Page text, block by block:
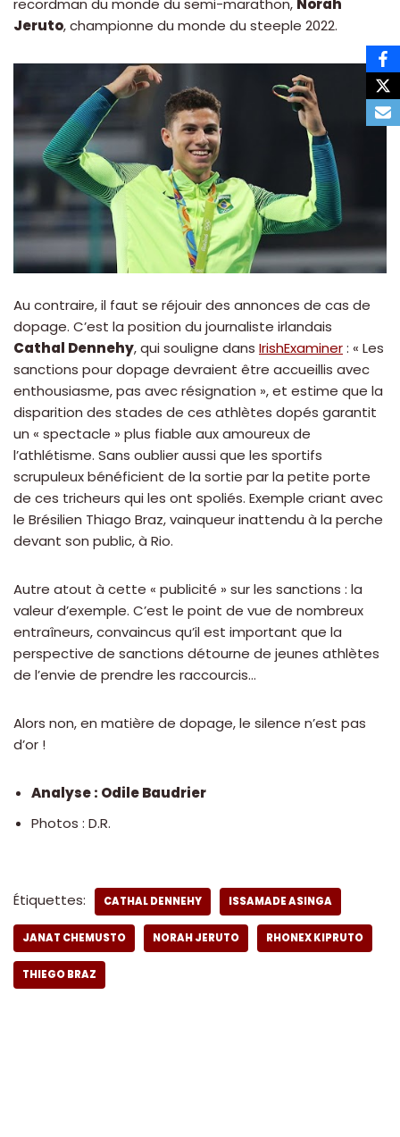
recordman du monde du semi-marathon, Norah
Jeruto, championne du monde du steeple 2022.
Au contraire, il faut se réjouir des annonces de cas de
dopage. C’est la position du journaliste irlandais
Cathal Dennehy, qui souligne dans IrishExaminer: « Les
sanctions pour dopage devraient être accueillis avec
enthousiasme, pas avec résignation », et estime que la
disparition des stades de ces athlètes dopés garantit
un « spectacle » plus fiable aux amoureux de
l’athlétisme. Sans oublier aussi que les sportifs
scrupuleux bénéficient de la sortie par la petite porte
de ces tricheurs qui les ont spoliés. Exemple criant avec
le Brésilien Thiago Braz, vainqueur inattendu à la perche
devant son public, à Rio.
Autre atout à cette « publicité » sur les sanctions : la
valeur d’exemple. C’est le point de vue de nombreux
entraîneurs, convaincus qu’il est important que la
perspective de sanctions détourne de jeunes athlètes
de l’envie de prendre les raccourcis…
Alors non, en matière de dopage, le silence n’est pas
d’or !
Analyse : Odile Baudrier
Photos : D.R.
Étiquettes: CATHAL DENNEHY ISSAMADE ASINGA
JANAT CHEMUSTO NORAH JERUTO RHONEX KIPRUTO
THIEGO BRAZ